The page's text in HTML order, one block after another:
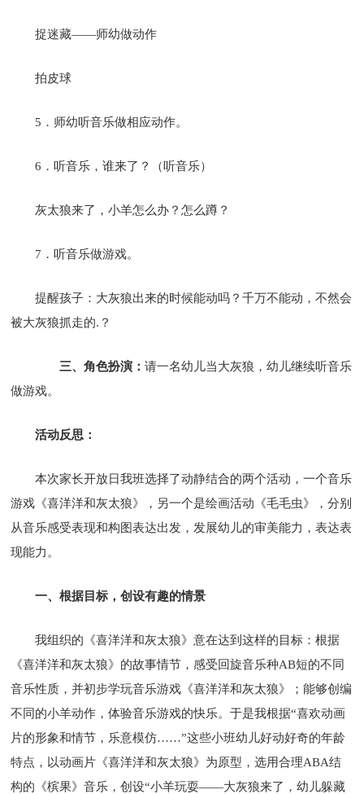
捉迷藏——师幼做动作
拍皮球
5．师幼听音乐做相应动作。
6．听音乐，谁来了？（听音乐）
灰太狼来了，小羊怎么办？怎么蹲？
7．听音乐做游戏。
提醒孩子：大灰狼出来的时候能动吗？千万不能动，不然会
被大灰狼抓走的.？
三、角色扮演：请一名幼儿当大灰狼，幼儿继续听音乐
做游戏。
活动反思：
本次家长开放日我班选择了动静结合的两个活动，一个音乐
游戏《喜洋洋和灰太狼》，另一个是绘画活动《毛毛虫》，分别
从音乐感受表现和构图表达出发，发展幼儿的审美能力，表达表
现能力。
一、根据目标，创设有趣的情景
我组织的《喜洋洋和灰太狼》意在达到这样的目标：根据
《喜洋洋和灰太狼》的故事情节，感受回旋音乐种AB短的不同
音乐性质，并初步学玩音乐游戏《喜洋洋和灰太狼》；能够创编
不同的小羊动作，体验音乐游戏的快乐。于是我根据“喜欢动画
片的形象和情节，乐意模仿……”这些小班幼儿好动好奇的年龄
特点，以动画片《喜洋洋和灰太狼》为原型，选用合理ABA结
构的《槟果》音乐，创设“小羊玩耍——大灰狼来了，幼儿躲藏